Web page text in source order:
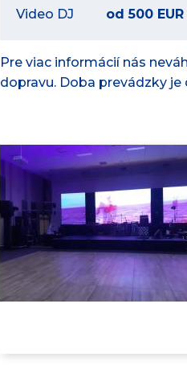
Video DJ od 500 EUR
Pre viac informácií nás
dopravu. Doba prevádzky je